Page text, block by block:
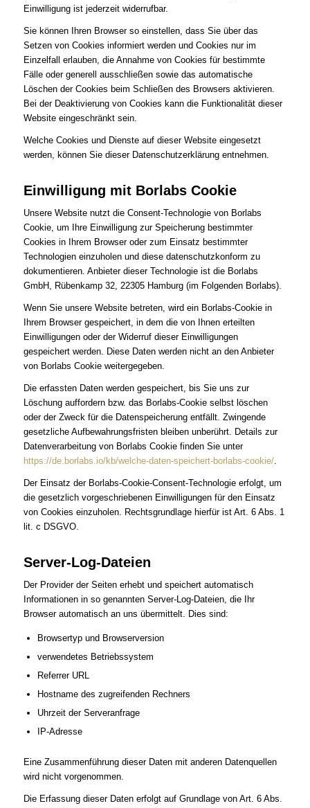
Einwilligung ist jederzeit widerrufbar.
Sie können Ihren Browser so einstellen, dass Sie über das
Setzen von Cookies informiert werden und Cookies nur im
Einzelfall erlauben, die Annahme von Cookies für bestimmte
Fälle oder generell ausschließen sowie das automatische
Löschen der Cookies beim Schließen des Browsers aktivieren.
Bei der Deaktivierung von Cookies kann die Funktionalität dieser
Website eingeschränkt sein.
Welche Cookies und Dienste auf dieser Website eingesetzt
werden, können Sie dieser Datenschutzerklärung entnehmen.
Einwilligung mit Borlabs Cookie
Unsere Website nutzt die Consent-Technologie von Borlabs
Cookie, um Ihre Einwilligung zur Speicherung bestimmter
Cookies in Ihrem Browser oder zum Einsatz bestimmter
Technologien einzuholen und diese datenschutzkonform zu
dokumentieren. Anbieter dieser Technologie ist die Borlabs
GmbH, Rübenkamp 32, 22305 Hamburg (im Folgenden Borlabs).
Wenn Sie unsere Website betreten, wird ein Borlabs-Cookie in
Ihrem Browser gespeichert, in dem die von Ihnen erteilten
Einwilligungen oder der Widerruf dieser Einwilligungen
gespeichert werden. Diese Daten werden nicht an den Anbieter
von Borlabs Cookie weitergegeben.
Die erfassten Daten werden gespeichert, bis Sie uns zur
Löschung auffordern bzw. das Borlabs-Cookie selbst löschen
oder der Zweck für die Datenspeicherung entfällt. Zwingende
gesetzliche Aufbewahrungsfristen bleiben unberührt. Details zur
Datenverarbeitung von Borlabs Cookie finden Sie unter
https://de.borlabs.io/kb/welche-daten-speichert-borlabs-cookie/.
Der Einsatz der Borlabs-Cookie-Consent-Technologie erfolgt, um
die gesetzlich vorgeschriebenen Einwilligungen für den Einsatz
von Cookies einzuholen. Rechtsgrundlage hierfür ist Art. 6 Abs. 1
lit. c DSGVO.
Server-Log-Dateien
Der Provider der Seiten erhebt und speichert automatisch
Informationen in so genannten Server-Log-Dateien, die Ihr
Browser automatisch an uns übermittelt. Dies sind:
Browsertyp und Browserversion
verwendetes Betriebssystem
Referrer URL
Hostname des zugreifenden Rechners
Uhrzeit der Serveranfrage
IP-Adresse
Eine Zusammenführung dieser Daten mit anderen Datenquellen
wird nicht vorgenommen.
Die Erfassung dieser Daten erfolgt auf Grundlage von Art. 6 Abs.